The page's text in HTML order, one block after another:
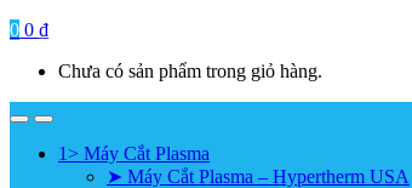
0 0 ₫
Chưa có sản phẩm trong giỏ hàng.
1> Máy Cắt Plasma
➤ Máy Cắt Plasma – Hypertherm USA